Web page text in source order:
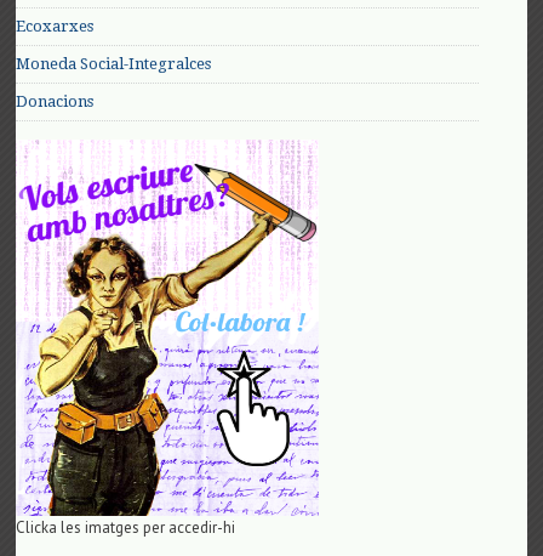
Ecoxarxes
Moneda Social-Integralces
Donacions
Clicka les imatges per accedir-hi